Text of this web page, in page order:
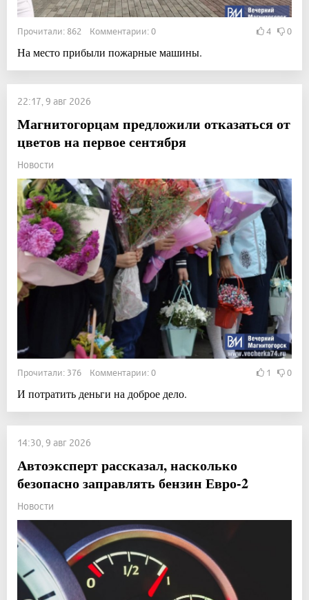
Прочитали: 862 Комментарии: 0 4 0
На место прибыли пожарные машины.
22:17, 9 авг 2026
Магнитогорцам предложили отказаться от
цветов на первое сентября
Новости
Прочитали: 376 Комментарии: 0 1 0
И потратить деньги на доброе дело.
14:30, 9 авг 2026
Автоэксперт рассказал, насколько
безопасно заправлять бензин Евро-2
Новости